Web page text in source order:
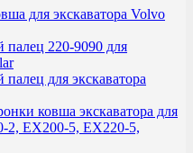
для экскаватора Volvo
220-9090 для
для экскаватора
ковша экскаватора для
2, EX200-5, EX220-5,